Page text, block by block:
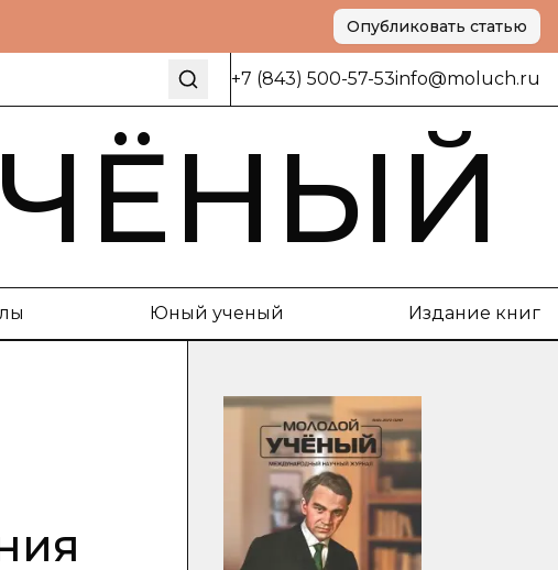
Опубликовать статью
+7 (843) 500-57-53info@moluch.ru
Юный ученый Издание книг